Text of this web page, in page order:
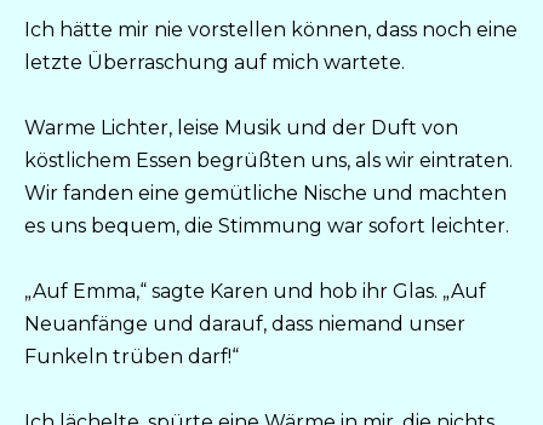
Ich hätte mir nie vorstellen können, dass noch eine
letzte Überraschung auf mich wartete.
Warme Lichter, leise Musik und der Duft von
köstlichem Essen begrüßten uns, als wir eintraten.
Wir fanden eine gemütliche Nische und machten
es uns bequem, die Stimmung war sofort leichter.
„Auf Emma,“ sagte Karen und hob ihr Glas. „Auf
Neuanfänge und darauf, dass niemand unser
Funkeln trüben darf!“